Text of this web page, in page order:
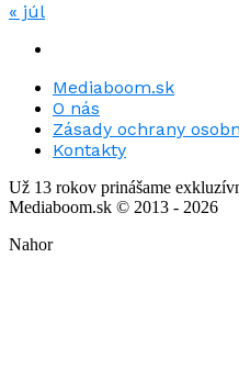
« júl
Mediaboom.sk
O nás
Zásady ochrany
Kontakty
Už 13 rokov prinášame
Mediaboom.sk © 2013 - 2026
Nahor